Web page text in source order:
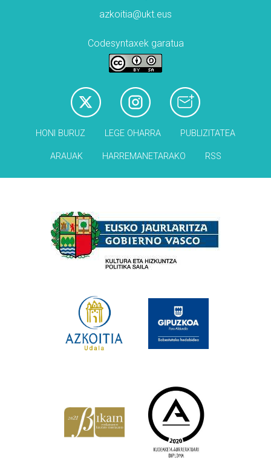
azkoitia@ukt.eus
Codesyntaxek garatua
HONI BURUZ LEGE OHARRA PUBLIZITATEA
ARAUAK HARREMANETARAKO RSS